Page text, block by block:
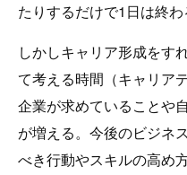
たりするだけで1日は終わ
しかしキャリア形成をす
て考える時間（キャリア
企業が求めていることや
が増える。今後のビジネ
べき行動やスキルの高め